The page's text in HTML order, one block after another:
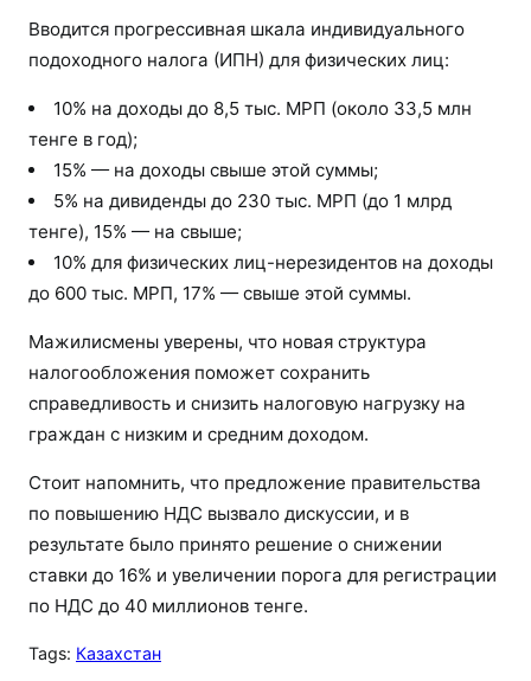
Вводится прогрессивная шкала индивидуального
подоходного налога (ИПН) для физических лиц:
10% на доходы до 8,5 тыс. МРП (около 33,5 млн
тенге в год);
15% — на доходы свыше этой суммы;
5% на дивиденды до 230 тыс. МРП (до 1 млрд
тенге), 15% — на свыше;
10% для физических лиц-нерезидентов на доходы
до 600 тыс. МРП, 17% — свыше этой суммы.
Мажилисмены уверены, что новая структура
налогообложения поможет сохранить
справедливость и снизить налоговую нагрузку на
граждан с низким и средним доходом.
Стоит напомнить, что предложение правительства
по повышению НДС вызвало дискуссии, и в
результате было принято решение о снижении
ставки до 16% и увеличении порога для регистрации
по НДС до 40 миллионов тенге.
Tags: Казахстан